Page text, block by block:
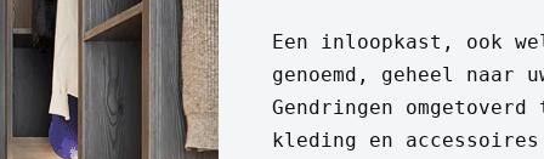
Een inloopkast, ook
genoemd, geheel
Gendringen
kleding en